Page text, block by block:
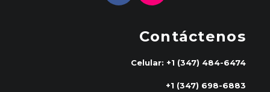
Contáctenos
Celular: +1 (347) 484-6474
+1 (347) 698-6883